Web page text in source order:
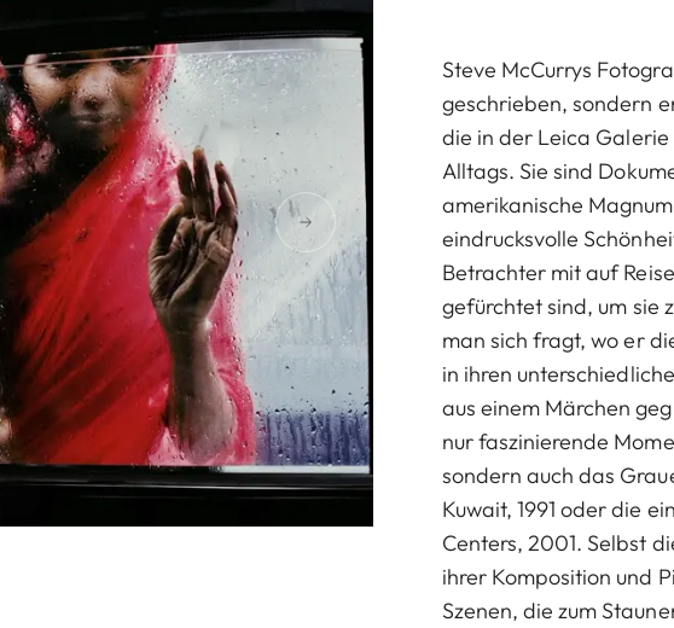
Steve McCurrys
geschrieben, sondern
die in der Leica Galerie
Alltags. Sie sind
amerikanische
eindrucksvolle
Betrachter mit auf
gefürchtet sind, um sie
man sich fragt, wo er
in ihren
aus einem Märchen
nur faszinierende
sondern auch das
Kuwait, 1991 oder die
Centers, 2001. Selbst
ihrer Komposition und
Szenen, die zum